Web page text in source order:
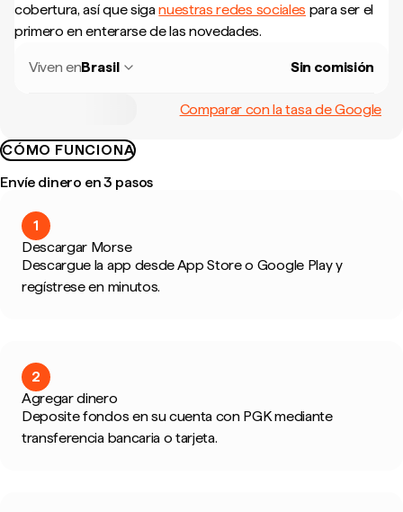
cobertura, así que siganuestras redes sociales para ser el
primero en enterarse de las novedades.
Viven enBrasil Sin comisión
Comparar con la tasa de Google
CÓMO FUNCIONA
Envíe dinero en 3 pasos
1
Descargar Morse
Descargue la app desde App Store o Google Play y
regístrese en minutos.
2
Agregar dinero
Deposite fondos en su cuenta con PGK mediante
transferencia bancaria o tarjeta.